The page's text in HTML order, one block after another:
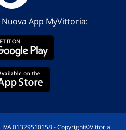
App MyVittoria:
IVA 01329510158 - Copyright©Vittoria